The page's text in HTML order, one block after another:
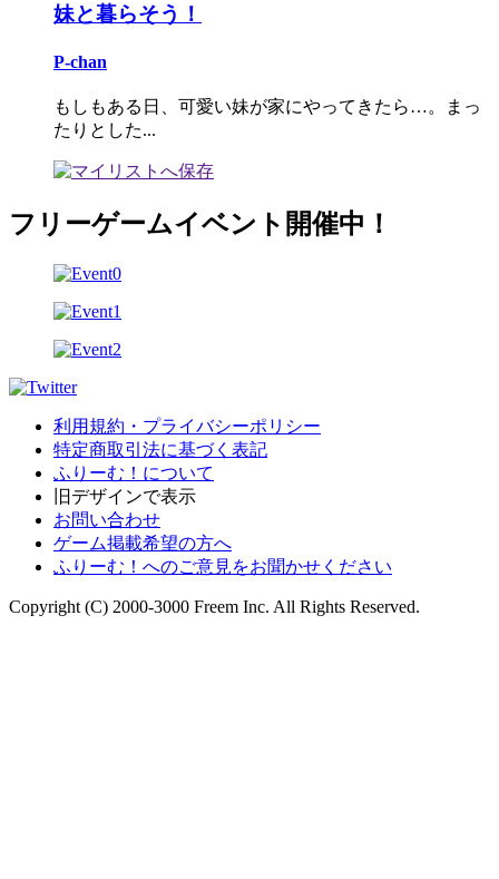
妹と暮らそう！
P-chan
もしもある日、可愛い妹が家にやってきたら…。まっ
たりとした...
フリーゲームイベント開催中！
利用規約・プライバシーポリシー
特定商取引法に基づく表記
ふりーむ！について
旧デザインで表示
お問い合わせ
ゲーム掲載希望の方へ
ふりーむ！へのご意見をお聞かせください
Copyright (C) 2000-3000 Freem Inc. All Rights Reserved.